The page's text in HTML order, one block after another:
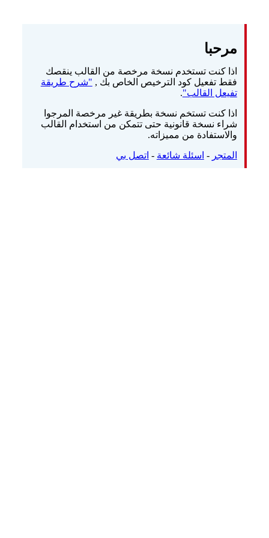
مرحبا
اذا كنت تستخدم نسخة مرخصة من القالب ينقصك
فقط تفعيل كود الترخيص الخاص بك , "شرح طريقة
تفيعل القالب".
اذا كنت تستخم نسخة بطريقة غير مرخصة المرجوا
شراء نسخة قانونية حتى تتمكن من استخدام القالب
والاستفادة من مميزاته.
المتجر - اسئلة شائعة - اتصل بي